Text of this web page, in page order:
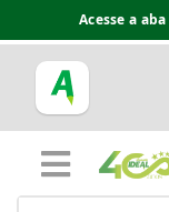
Acesse a